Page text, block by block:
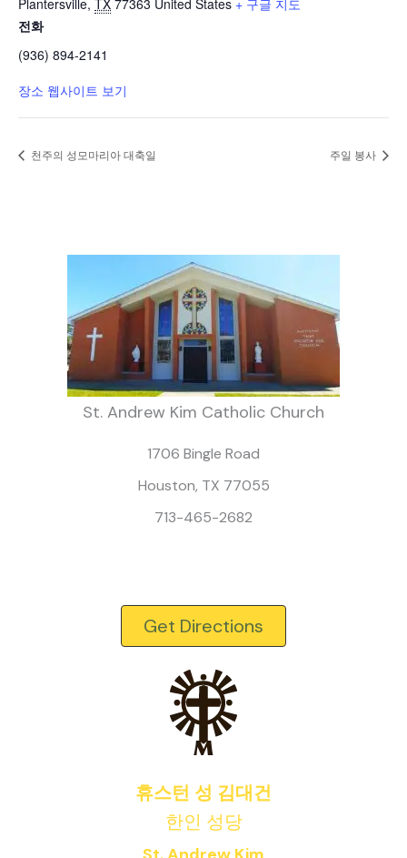
전화
(936) 894-2141
장소 웹사이트 보기
천주의 성모마리아 대축일 주일 봉사
St. Andrew Kim Catholic Church
1706 Bingle Road
Houston, TX 77055
713-465-2682
Get Directions
휴스턴 성 김대건
한인 성당